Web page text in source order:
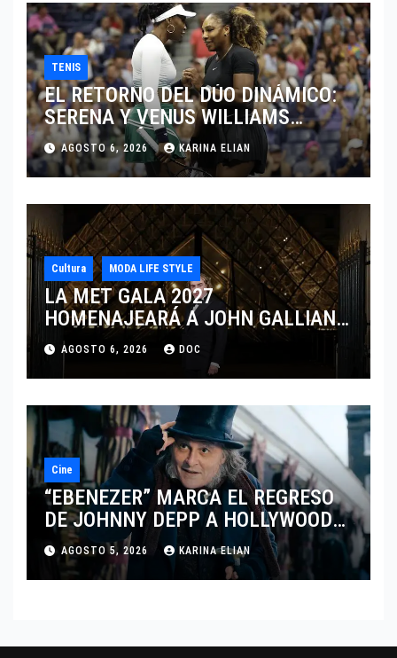
TENIS
EL RETORNO DEL DÚO DINÁMICO:
SERENA Y VENUS WILLIAMS
DISPUTARÁN LOS DOBLES EN
CINCINNATI 2026
AGOSTO 6, 2026 KARINA ELIAN
Cultura MODA LIFE STYLE
LA MET GALA 2027
HOMENAJEARÁ A JOHN GALLIANO
MARCANDO EL REGRESO DEL REY
DEL DRAMATISMO
AGOSTO 6, 2026 DOC
Cine
“EBENEZER” MARCA EL REGRESO
DE JOHNNY DEPP A HOLLYWOOD
TRAS SU PASO POR EL CINE
INDEPENDIENTE EUROPEO
AGOSTO 5, 2026 KARINA ELIAN